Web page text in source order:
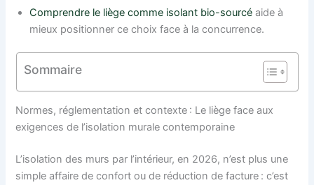
Comprendre le liège comme isolant bio-sourcé aide à
mieux positionner ce choix face à la concurrence.
Sommaire
Normes, réglementation et contexte : Le liège face aux
exigences de l’isolation murale contemporaine
L’isolation des murs par l’intérieur, en 2026, n’est plus une
simple affaire de confort ou de réduction de facture : c’est